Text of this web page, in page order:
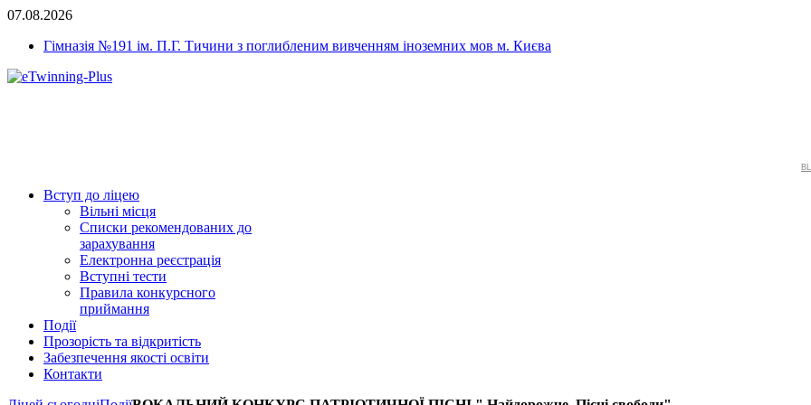
07.08.2026
Гімназія №191 ім. П.Г. Тичини з поглибленим вивченням іноземних мов м. Києва
Вступ до ліцею
Вільні місця
Списки рекомендованих до
зарахування
Електронна реєстрація
Вступні тести
Правила конкурсного
приймання
Події
Прозорість та відкритість
Забезпечення якості освіти
Контакти